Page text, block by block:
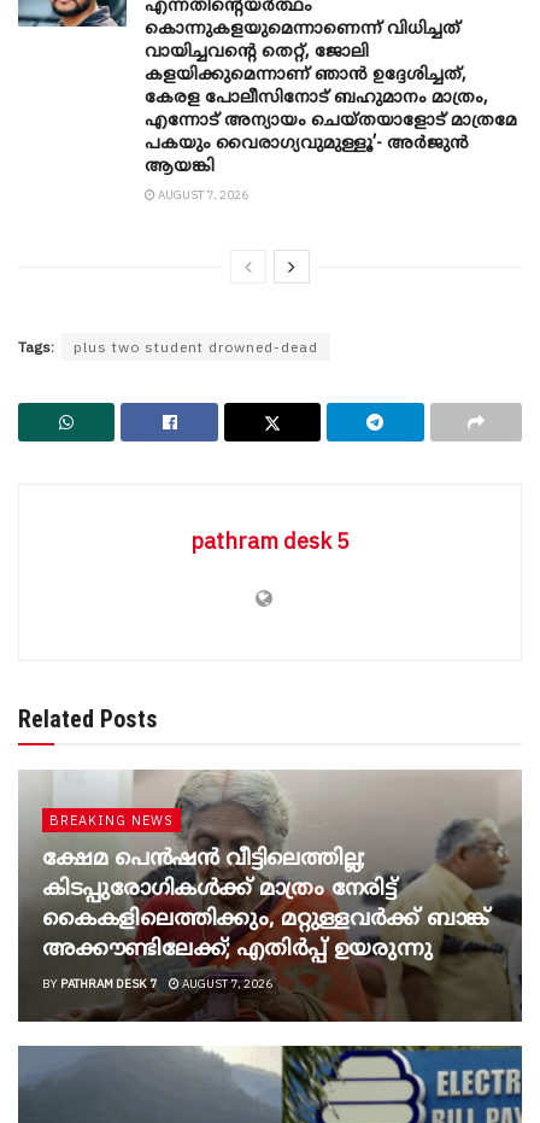
എന്നതിന്റെയർത്ഥം
കൊന്നുകളയുമെന്നാണെന്ന് വിധിച്ചത്
വായിച്ചവന്റെ തെറ്റ്, ജോലി
കളയിക്കുമെന്നാണ് ഞാൻ ഉദ്ദേശിച്ചത്,
കേരള പോലീസിനോട് ബഹുമാനം മാത്രം,
എന്നോട് അന്യായം ചെയ്തയാളോട് മാത്രമേ
പകയും വൈരാഗ്യവുമുള്ളൂ’- അർജുൻ
ആയങ്കി
AUGUST 7, 2026
Tags: plus two student drowned-dead
pathram desk 5
Related Posts
BREAKING NEWS
ക്ഷേമ പെൻഷൻ വീട്ടിലെത്തില്ല;
കിടപ്പുരോഗികൾക്ക് മാത്രം നേരിട്ട്
കൈകളിലെത്തിക്കും, മറ്റുള്ളവർക്ക് ബാങ്ക്
അക്കൗണ്ടിലേക്ക്; എതിർപ്പ് ഉയരുന്നു
BY PATHRAM DESK 7 AUGUST 7, 2026